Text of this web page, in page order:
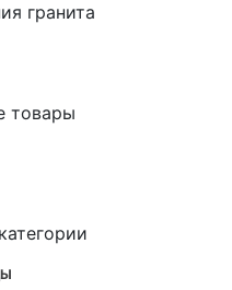
гранита
товары